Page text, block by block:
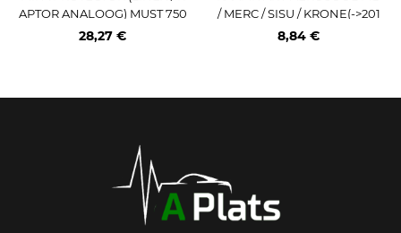
APTOR ANALOOG) MUST 750
ML
28,27 €
/ MERC / SISU / KRONE(->201
9) HALL VEOK 400ML / AE (P
8,84 €